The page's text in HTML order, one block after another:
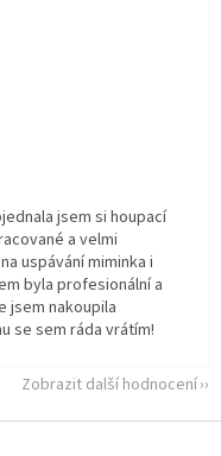
hvězdiček.
hvězdiček.
jsem si houpací
a velmi
uspávání miminka i
byla profesionální a
jsem nakoupila
se sem ráda vrátím!
Zobrazit další hodnocení